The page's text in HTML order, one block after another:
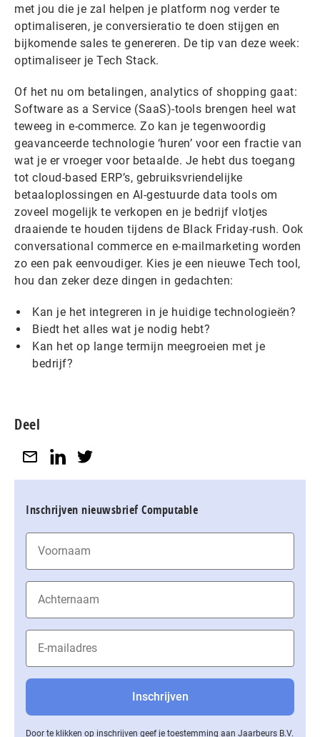
met jou die je zal helpen je platform nog verder te
optimaliseren, je conversieratio te doen stijgen en
bijkomende sales te genereren. De tip van deze week:
optimaliseer je Tech Stack.
Of het nu om betalingen, analytics of shopping gaat:
Software as a Service (SaaS)-tools brengen heel wat
teweeg in e-commerce. Zo kan je tegenwoordig
geavanceerde technologie ‘huren’ voor een fractie van
wat je er vroeger voor betaalde. Je hebt dus toegang
tot cloud-based ERP’s, gebruiksvriendelijke
betaaloplossingen en AI-gestuurde data tools om
zoveel mogelijk te verkopen en je bedrijf vlotjes
draaiende te houden tijdens de Black Friday-rush. Ook
conversational commerce en e-mailmarketing worden
zo een pak eenvoudiger. Kies je een nieuwe Tech tool,
hou dan zeker deze dingen in gedachten:
Kan je het integreren in je huidige technologieën?
Biedt het alles wat je nodig hebt?
Kan het op lange termijn meegroeien met je
bedrijf?
Deel
Inschrijven nieuwsbrief Computable
Door te klikken op inschrijven geef je toestemming aan Jaarbeurs B.V.